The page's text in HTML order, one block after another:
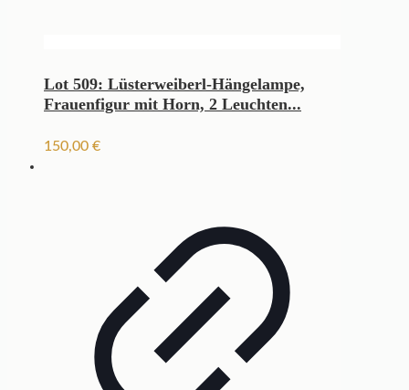
Lot 509: Lüsterweiberl-Hängelampe,
Frauenfigur mit Horn, 2 Leuchten...
150,00 €